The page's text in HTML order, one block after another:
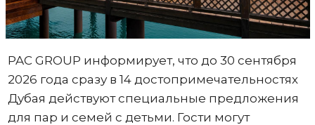
PAC GROUP информирует, что до 30 сентября
2026 года сразу в 14 достопримечательностях
Дубая действуют специальные предложения
для пар и семей с детьми. Гости могут